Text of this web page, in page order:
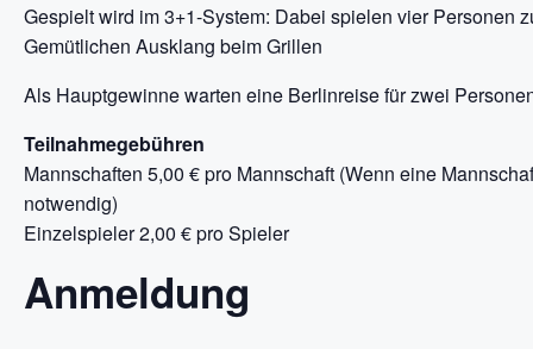
Gespielt wird im 3+1-System: Dabei spielen vier Personen
Gemütlichen Ausklang beim Grillen
Als Hauptgewinne warten eine Berlinreise für zwei
Teilnahmegebühren
Mannschaften 5,00 € pro Mannschaft (Wenn eine
notwendig)
Einzelspieler 2,00 € pro Spieler
Anmeldung